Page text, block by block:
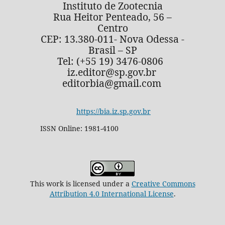
Instituto de Zootecnia
Rua Heitor Penteado, 56 –
Centro
CEP: 13.380-011- Nova Odessa -
Brasil – SP
Tel: (+55 19) 3476-0806
iz.editor@sp.gov.br
editorbia@gmail.com
https://bia.iz.sp.gov.br
ISSN Online: 1981-4100
This work is licensed under a Creative Commons
Attribution 4.0 International License.